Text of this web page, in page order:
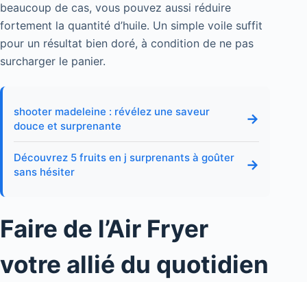
beaucoup de cas, vous pouvez aussi réduire
fortement la quantité d’huile. Un simple voile suffit
pour un résultat bien doré, à condition de ne pas
surcharger le panier.
shooter madeleine : révélez une saveur
douce et surprenante
→
Découvrez 5 fruits en j surprenants à goûter
sans hésiter
→
Faire de l’Air Fryer
votre allié du quotidien